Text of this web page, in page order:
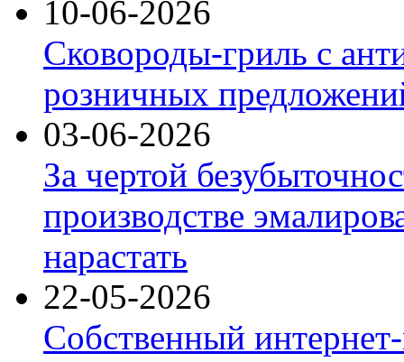
10-06-2026
Сковороды-гриль с
розничных
03-06-2026
За чертой
производстве
нарастать
22-05-2026
Собственный